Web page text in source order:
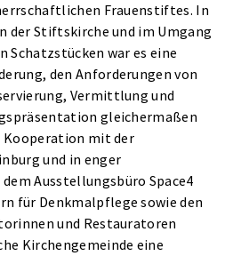
Frauenstiftes. In
der Stiftskirche und im Umgang
war es eine
den Anforderungen von
Vermittlung und
gleichermaßen
Kooperation mit der
und in enger
Ausstellungsbüro Space4
für Denkmalpflege sowie den
und Restauratoren
Kirchengemeinde eine